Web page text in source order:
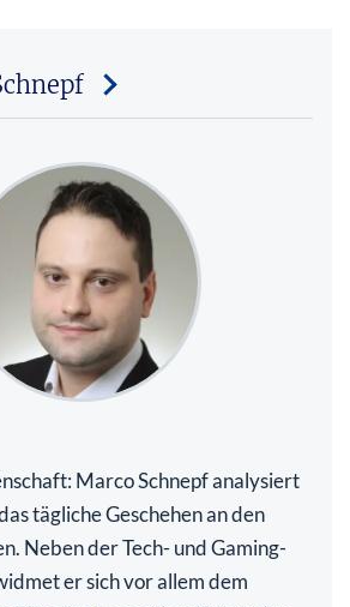
Marco Schnepf analysiert
tägliche Geschehen an den
Neben der Tech- und Gaming-
er sich vor allem dem